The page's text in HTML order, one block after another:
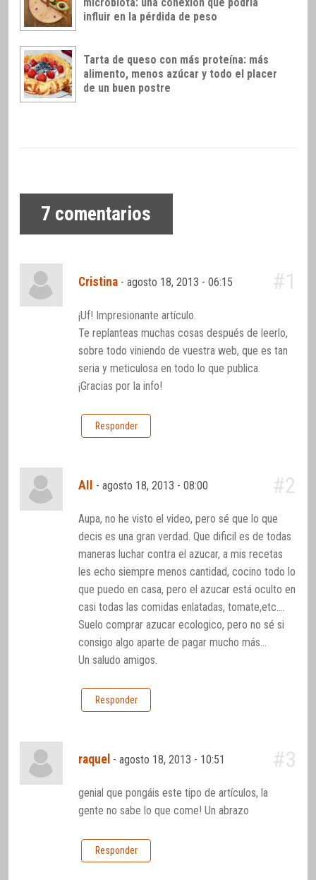
microbiota: una conexión que podría
influir en la pérdida de peso
Tarta de queso con más proteína: más
alimento, menos azúcar y todo el placer
de un buen postre
7 comentarios
Cristina -agosto 18, 2013 - 06:15 #1
¡Uf! Impresionante artículo.
Te replanteas muchas cosas después de leerlo,
sobre todo viniendo de vuestra web, que es tan
seria y meticulosa en todo lo que publica.
¡Gracias por la info!
Responder
AII -agosto 18, 2013 - 08:00 #2
Aupa, no he visto el video, pero sé que lo que
decis es una gran verdad. Que dificil es de todas
maneras luchar contra el azucar, a mis recetas
les echo siempre menos cantidad, cocino todo lo
que puedo en casa, pero el azucar está oculto en
casi todas las comidas enlatadas, tomate,etc….
Suelo comprar azucar ecologico, pero no sé si
consigo algo aparte de pagar mucho más…
Un saludo amigos.
Responder
raquel -agosto 18, 2013 - 10:51 #3
genial que pongáis este tipo de artículos, la
gente no sabe lo que come! Un abrazo
Responder